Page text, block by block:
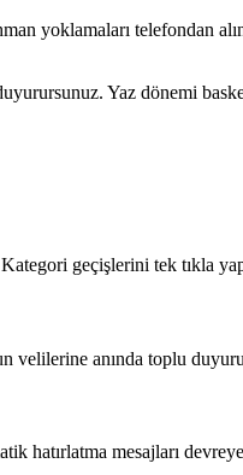
yoklamaları telefondan
Yaz dönemi
geçişlerini tek tıkla
velilerine anında toplu
hatırlatma mesajları